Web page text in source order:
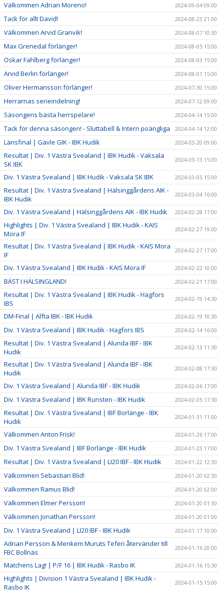
Välkommen Adrian Moreno! 2024-09-04 09:00
Tack för allt David! 2024-08-23 21:00
Välkommen Arvid Granvik! 2024-08-07 10:30
Max Grenedal förlänger! 2024-08-05 15:00
Oskar Fahlberg förlänger! 2024-08-03 15:00
Arvid Berlin förlänger! 2024-08-01 15:00
Oliver Hermansson förlänger! 2024-07-30 15:00
Herrarnas serieindelning! 2024-07-12 09:00
Säsongens bästa herrspelare! 2024-04-14 15:00
Tack för denna säsongen! - Sluttabell & Intern poängliga 2024-04-14 12:00
Länsfinal | Gävle GIK - IBK Hudik 2024-03-20 09:00
Resultat | Div. 1 Västra Svealand | IBK Hudik - Vaksala
SK IBK
2024-03-13 15:00
Div. 1 Västra Svealand | IBK Hudik - Vaksala SK IBK 2024-03-05 15:00
Resultat | Div. 1 Västra Svealand | Hälsinggårdens AIK -
IBK Hudik
2024-03-04 16:00
Div. 1 Västra Svealand | Hälsinggårdens AIK - IBK Hudik 2024-02-28 17:00
Highlights | Div. 1 Västra Svealand | IBK Hudik - KAIS
Mora IF
2024-02-27 19:00
Resultat | Div. 1 Västra Svealand | IBK Hudik - KAIS Mora
IF
2024-02-27 17:00
Div. 1 Västra Svealand | IBK Hudik - KAIS Mora IF 2024-02-22 10:00
BÄST I HÄLSINGLAND! 2024-02-21 17:00
Resultat | Div. 1 Västra Svealand | IBK Hudik - Hagfors
IBS
2024-02-19 14:30
DM-Final | Alfta IBK - IBK Hudik 2024-02-19 10:30
Div. 1 Västra Svealand | IBK Hudik - Hagfors IBS 2024-02-14 16:00
Resultat | Div. 1 Västra Svealand | Alunda IBF - IBK
Hudik
2024-02-13 11:30
Resultat | Div. 1 Västra Svealand | Alunda IBF - IBK
Hudik
2024-02-08 17:30
Div. 1 Västra Svealand | Alunda IBF - IBK Hudik 2024-02-06 17:00
Div. 1 Västra Svealand | IBK Runsten - IBK Hudik 2024-02-05 17:30
Resultat | Div. 1 Västra Svealand | IBF Borlänge - IBK
Hudik
2024-01-31 11:00
Välkommen Anton Frisk! 2024-01-26 17:00
Div. 1 Västra Svealand | IBF Borlänge - IBK Hudik 2024-01-23 17:00
Resultat | Div. 1 Västra Svealand | LI20 IBF - IBK Hudik 2024-01-22 12:30
Välkommen Sebastian Blid! 2024-01-20 02:30
Välkommen Ramus Blid! 2024-01-20 02:00
Välkommen Elmer Persson! 2024-01-20 01:30
Välkommen Jonathan Persson! 2024-01-20 01:00
Div. 1 Västra Svealand | LI20 IBF - IBK Hudik 2024-01-17 10:00
Adrian Persson & Menkem Muruts Teferi återvänder till
FBC Bollnäs
2024-01-16 20:00
Matchens Lag! | P/F 16 | IBK Hudik - Rasbo IK 2024-01-16 15:30
Highlights | Division 1 Västra Svealand | IBK Hudik -
Rasbo IK
2024-01-15 15:00